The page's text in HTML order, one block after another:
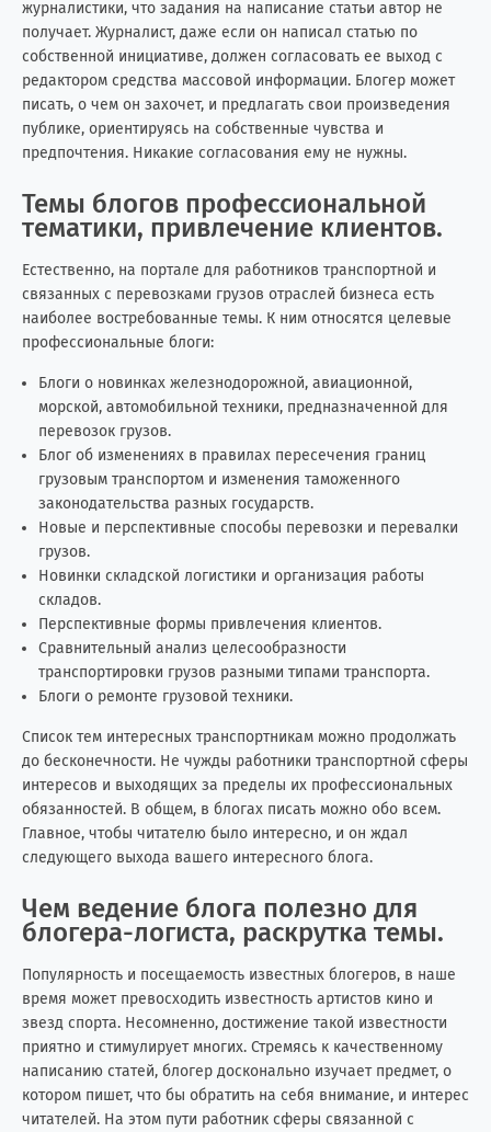
журналистики, что задания на написание статьи автор не
получает. Журналист, даже если он написал статью по
собственной инициативе, должен согласовать ее выход с
редактором средства массовой информации. Блогер может
писать, о чем он захочет, и предлагать свои произведения
публике, ориентируясь на собственные чувства и
предпочтения. Никакие согласования ему не нужны.
Темы блогов профессиональной
тематики, привлечение клиентов.
Естественно, на портале для работников транспортной и
связанных с перевозками грузов отраслей бизнеса есть
наиболее востребованные темы. К ним относятся целевые
профессиональные блоги:
Блоги о новинках железнодорожной, авиационной,
морской, автомобильной техники, предназначенной для
перевозок грузов.
Блог об изменениях в правилах пересечения границ
грузовым транспортом и изменения таможенного
законодательства разных государств.
Новые и перспективные способы перевозки и перевалки
грузов.
Новинки складской логистики и организация работы
складов.
Перспективные формы привлечения клиентов.
Сравнительный анализ целесообразности
транспортировки грузов разными типами транспорта.
Блоги о ремонте грузовой техники.
Список тем интересных транспортникам можно продолжать
до бесконечности. Не чужды работники транспортной сферы
интересов и выходящих за пределы их профессиональных
обязанностей. В общем, в блогах писать можно обо всем.
Главное, чтобы читателю было интересно, и он ждал
следующего выхода вашего интересного блога.
Чем ведение блога полезно для
блогера-логиста, раскрутка темы.
Популярность и посещаемость известных блогеров, в наше
время может превосходить известность артистов кино и
звезд спорта. Несомненно, достижение такой известности
приятно и стимулирует многих. Стремясь к качественному
написанию статей, блогер досконально изучает предмет, о
котором пишет, что бы обратить на себя внимание, и интерес
читателей. На этом пути работник сферы связанной с